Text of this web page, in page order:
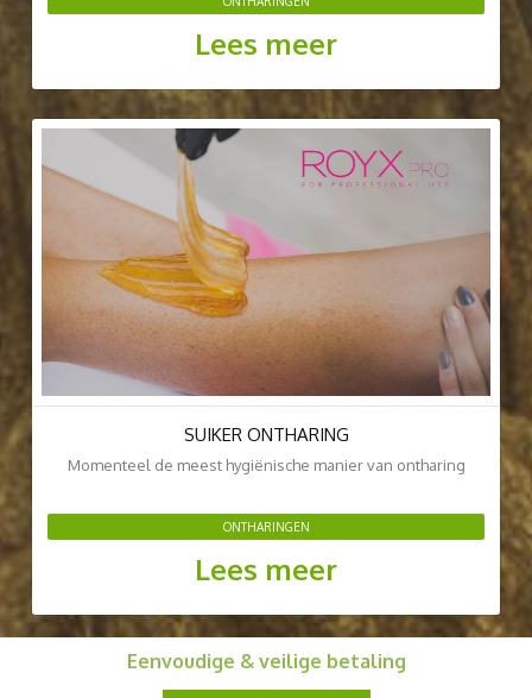
Lees meer
SUIKER ONTHARING
Momenteel de meest hygiënische manier van ontharing
ONTHARINGEN
Lees meer
Eenvoudige & veilige betaling